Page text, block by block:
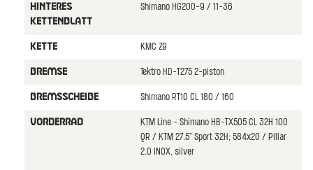
HINTERES
KETTENBLATT
Shimano HG200-9 / 11-36
KETTE KMC Z9
BREMSE Tektro HD-T275 2-piston
BREMSSCHEIBE Shimano RT10 CL 180 / 160
VORDERRAD
KTM Line - Shimano HB-TX505 CL 32H 100
QR / KTM 27.5" Sport 32H; 584x20 / Pillar
2.0 INOX, silver